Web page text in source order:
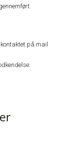
på mail